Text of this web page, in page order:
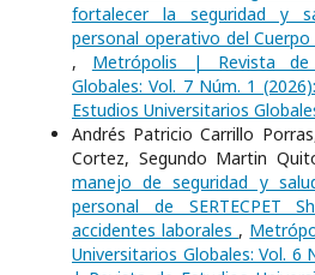
fortalecer la seguridad y
personal operativo del
, Metrópolis | Revista de
Globales: Vol. 7 Núm. 1
Estudios Universitarios
Andrés Patricio Carrillo
Cortez, Segundo Martin
manejo de seguridad y
personal de SERTECPET
accidentes laborales ,
Universitarios Globales: Vol. 6